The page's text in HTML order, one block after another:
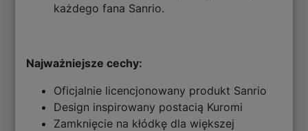
każdego fana Sanrio.
Najważniejsze cechy:
Oficjalnie licencjonowany produkt Sanrio
Design inspirowany postacią Kuromi
Zamknięcie na kłódkę dla większej